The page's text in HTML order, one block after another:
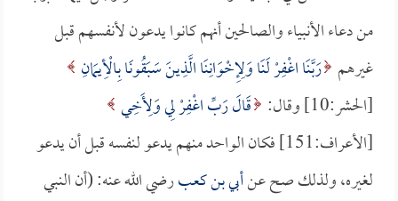
من دعاء الأنبياء والصالحين أنهم كانوا يدعون لأنفسهم قبل
غيرهم رَبَّنَا اغْفِرْ لَنَا وَلِإِخْوَانِنَا الَّذِينَ سَبَقُونَا بِالْأِيمَانِ
[الحشر:10] وقال:
قَالَ رَبِّ اغْفِرْ لِي وَلِأَخِي
[الأعراف:151] فكان الواحد منهم يدعو لنفسه قبل أن يدعو
لغيره، ولذلك صح عنأبي بن كعبرضي الله عنه: (أن النبي